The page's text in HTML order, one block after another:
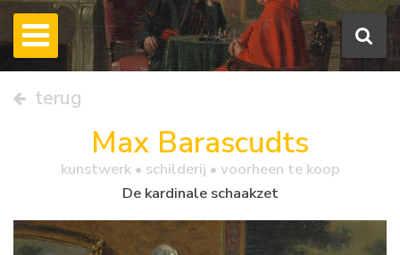
terug
Max Barascudts
kunstwerk • schilderij • voorheen te koop
De kardinale schaakzet